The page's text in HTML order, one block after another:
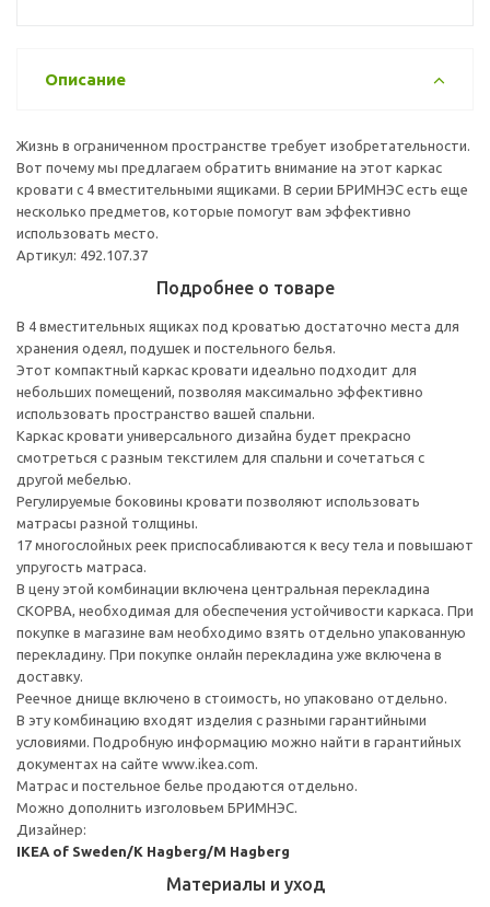
Описание
Жизнь в ограниченном пространстве требует изобретательности.
Вот почему мы предлагаем обратить внимание на этот каркас
кровати с 4 вместительными ящиками. В серии БРИМНЭС есть еще
несколько предметов, которые помогут вам эффективно
использовать место.
Артикул: 492.107.37
Подробнее о товаре
В 4 вместительных ящиках под кроватью достаточно места для
хранения одеял, подушек и постельного белья.
Этот компактный каркас кровати идеально подходит для
небольших помещений, позволяя максимально эффективно
использовать пространство вашей спальни.
Каркас кровати универсального дизайна будет прекрасно
смотреться с разным текстилем для спальни и сочетаться с
другой мебелью.
Регулируемые боковины кровати позволяют использовать
матрасы разной толщины.
17 многослойных реек приспосабливаются к весу тела и повышают
упругость матраса.
В цену этой комбинации включена центральная перекладина
СКОРВА, необходимая для обеспечения устойчивости каркаса. При
покупке в магазине вам необходимо взять отдельно упакованную
перекладину. При покупке онлайн перекладина уже включена в
доставку.
Реечное днище включено в стоимость, но упаковано отдельно.
В эту комбинацию входят изделия с разными гарантийными
условиями. Подробную информацию можно найти в гарантийных
документах на сайте www.ikea.com.
Матрас и постельное белье продаются отдельно.
Можно дополнить изголовьем БРИМНЭС.
Дизайнер:
IKEA of Sweden/K Hagberg/M Hagberg
Материалы и уход